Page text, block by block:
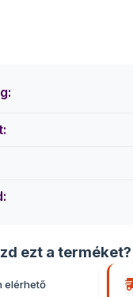
ezt a terméket?
elérhető